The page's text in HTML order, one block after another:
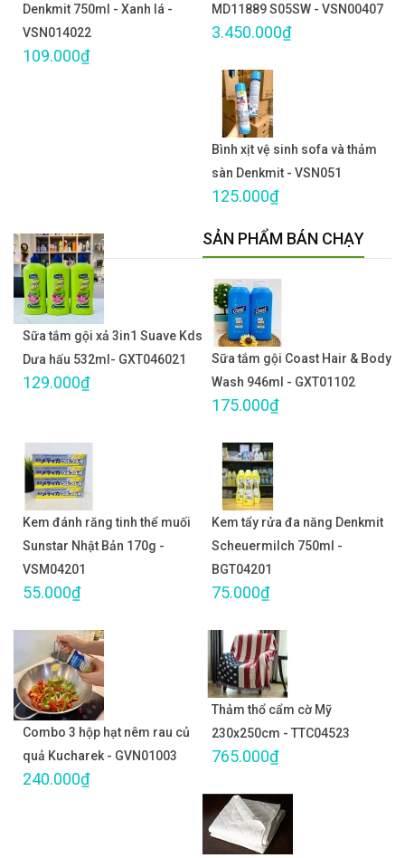
Denkmit 750ml - Xanh lá -
VSN014022
109.000₫
MD11889 S05SW - VSN00407
3.450.000₫
Bình xịt vệ sinh sofa và thảm
sàn Denkmit - VSN051
125.000₫
Sữa tắm gội xả 3in1 Suave Kds
Dưa hấu 532ml- GXT046021
129.000₫
SẢN PHẨM BÁN CHẠY
Sữa tắm gội Coast Hair & Body
Wash 946ml - GXT01102
175.000₫
Kem đánh răng tinh thể muối
Sunstar Nhật Bản 170g -
VSM04201
55.000₫
Kem tẩy rửa đa năng Denkmit
Scheuermilch 750ml -
BGT04201
75.000₫
Combo 3 hộp hạt nêm rau củ
quả Kucharek - GVN01003
240.000₫
Thảm thổ cẩm cờ Mỹ
230x250cm - TTC04523
765.000₫